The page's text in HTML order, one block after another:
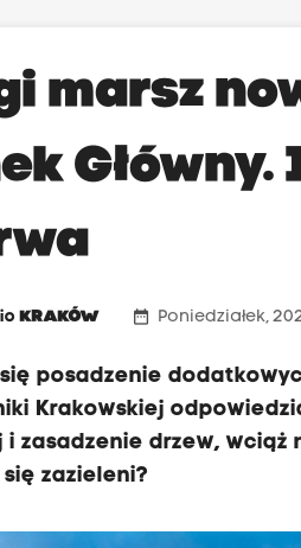
marsz
KRAKÓW date_range Poniedziałek,
posadzenie
Krakowskiej
zasadzenie drzew, wciąż
zazieleni?